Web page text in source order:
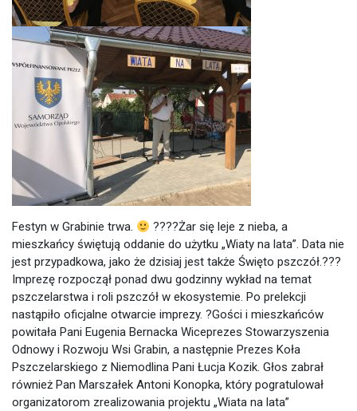
Festyn w Grabinie trwa. ????Żar się leje z nieba, a
mieszkańcy świętują oddanie do użytku „Wiaty na lata”. Data nie
jest przypadkowa, jako że dzisiaj jest także Święto pszczół.???
Imprezę rozpoczął ponad dwu godzinny wykład na temat
pszczelarstwa i roli pszczół w ekosystemie. Po prelekcji
nastąpiło oficjalne otwarcie imprezy. ?Gości i mieszkańców
powitała Pani Eugenia Bernacka Wiceprezes Stowarzyszenia
Odnowy i Rozwoju Wsi Grabin, a następnie Prezes Koła
Pszczelarskiego z Niemodlina Pani Łucja Kozik. Głos zabrał
również Pan Marszałek Antoni Konopka, który pogratulował
organizatorom zrealizowania projektu „Wiata na lata”